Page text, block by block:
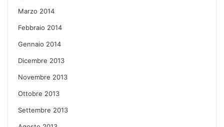
Marzo 2014
Febbraio 2014
Gennaio 2014
Dicembre 2013
Novembre 2013
Ottobre 2013
Settembre 2013